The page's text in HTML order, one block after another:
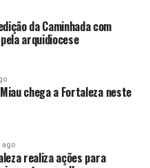
da Caminhada com
arquidiocese
chega a Fortaleza neste
ago
realiza ações para